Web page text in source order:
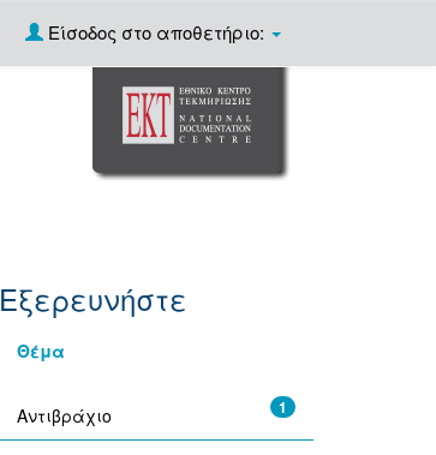
Είσοδος στο αποθετήριο:
Εξερευνήστε
Θέμα
1
Αντιβράχιο